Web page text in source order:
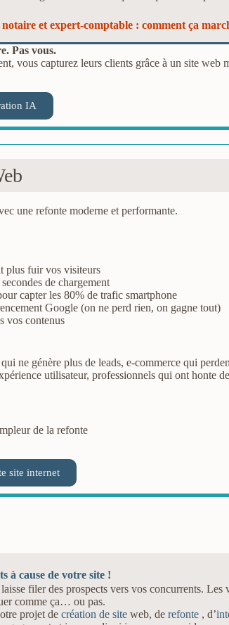
et expert-comptable : comment ça
Pas vous.
vous capturez leurs clients grâce à un site
IA
une refonte moderne et performante.
plus fuir vos visiteurs
de chargement
capter les 80% de trafic smartphone
Google (on ne perd rien, on gagne tout)
vos contenus
ne génère plus de leads, e-commerce qui
utilisateur, professionnels qui ont honte de
de la refonte
site internet
à cause de votre site !
filer des prospects vers vos concurrents.
comme ça… ou pas.
projet de création de site web, de refonte , d’